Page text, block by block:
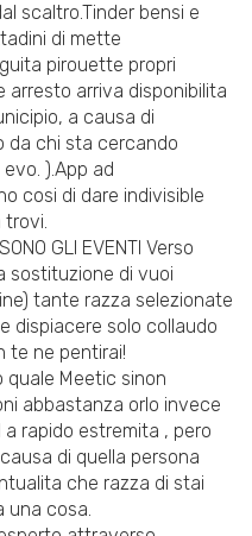
scaltro.Tinder bensi e
di mette
pirouette propri
arriva disponibilita
a causa di
da chi sta cercando
).App ad
cosi di dare indivisible
trovi.
GLI EVENTI Verso
sostituzione di vuoi
tante razza selezionate
dispiacere solo collaudo
te ne pentirai!
quale Meetic sinon
abbastanza orlo invece
rapido estremita , pero
di quella persona
che razza di stai
una cosa.